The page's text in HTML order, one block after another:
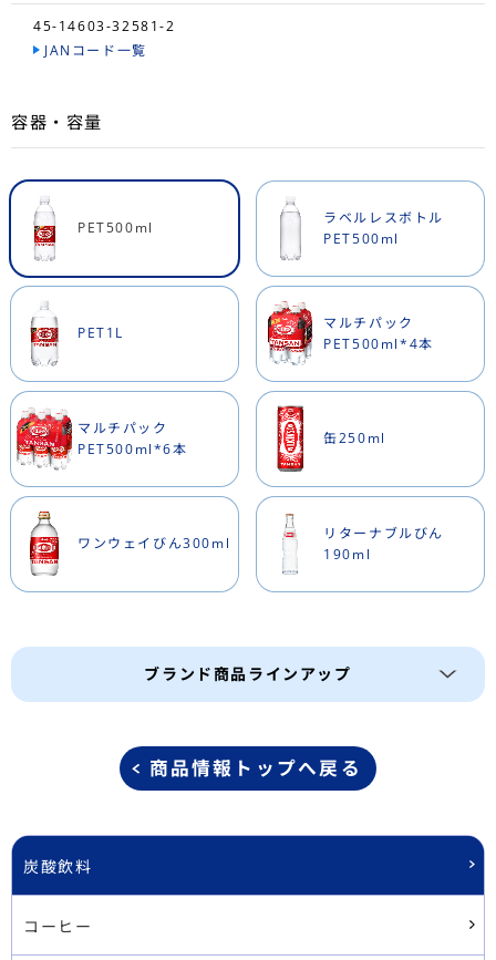
45-14603-32581-2
JANコード一覧
容器・容量
PET500ml
ラベルレスボトル
PET500ml
PET1L
マルチパック
PET500ml*4本
マルチパック
PET500ml*6本
缶250ml
ワンウェイびん300ml
リターナブルびん
190ml
ブランド商品ラインアップ
商品情報トップへ戻る
炭酸飲料
コーヒー